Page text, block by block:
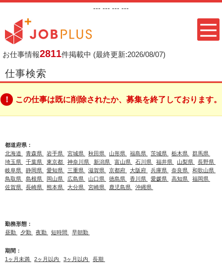
--- --- --- ---
お仕事情報2811件掲載中 (最終更新:2026/08/07)
仕事検索
この仕事は既に削除されたか、募集を終了しております。
都道府県：
北海道
青森県 岩手県 宮城県 秋田県 山形県 福島県 茨城県 栃木県
群馬県
埼玉県
千葉県 東京都 神奈川県 新潟県 富山県 石川県 福井県 山梨県
長野県
岐阜県
静岡県 愛知県 三重県 滋賀県 京都府 大阪府 兵庫県 奈良県
和歌山県
鳥取県
島根県 岡山県 広島県 山口県 徳島県 香川県 愛媛県 高知県
福岡県
佐賀県
長崎県 熊本県 大分県 宮崎県 鹿児島県 沖縄県
勤務形態：
昼勤
夕勤 夜勤 短時間 早朝勤
期間：
1ヶ月未満
2ヶ月以内 3ヶ月以内 長期